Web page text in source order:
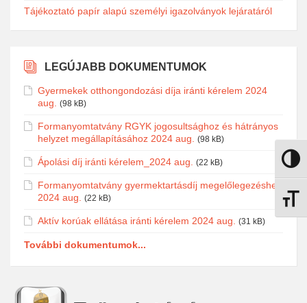
Nagy
Tájékoztató papír alapú személyi igazolványok lejáratáról
LEGÚJABB DOKUMENTUMOK
Gyermekek otthongondozási díja iránti kérelem 2024
aug.
(98 kB)
Formanyomtatvány RGYK jogosultsághoz és hátrányos
helyzet megállapításához 2024 aug.
(98 kB)
Ápolási díj iránti kérelem_2024 aug. (22 kB)
Formanyomtatvány gyermektartásdíj megelőlegezéshez
2024 aug.
(22 kB)
Aktív korúak ellátása iránti kérelem 2024 aug. (31 kB)
További dokumentumok...